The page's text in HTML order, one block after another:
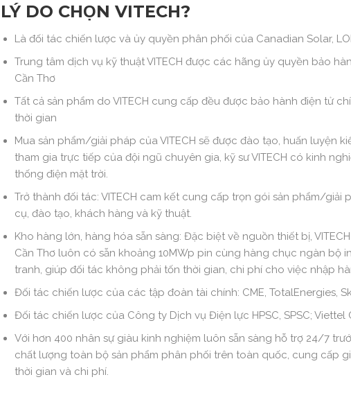
LÝ DO CHỌN VITECH?
Là đối tác chiến lược và ủy quyền phân phối của Canadian Solar,
Trung tâm dịch vụ kỹ thuật VITECH được các hãng ủy quyền bảo
Cần Thơ
Tất cả sản phẩm do VITECH cung cấp đều được bảo hành điện tử
thời gian
Mua sản phẩm/giải pháp của VITECH sẽ được đào tạo, huấn luyện
tham gia trực tiếp của đội ngũ chuyên gia, kỹ sư VITECH có kinh
thống điện mặt trời.
Trở thành đối tác: VITECH cam kết cung cấp trọn gói sản phẩm/
cụ, đào tạo, khách hàng và kỹ thuật.
Kho hàng lớn, hàng hóa sẵn sàng: Đặc biệt về nguồn thiết bị,
Cần Thơ luôn có sẵn khoảng 10MWp pin cùng hàng chục ngàn bộ
tranh, giúp đối tác không phải tốn thời gian, chi phí cho việc nhập
Đối tác chiến lược của các tập đoàn tài chính: CME, TotalEnergies,
Đối tác chiến lược của Công ty Dịch vụ Điện lực HPSC, SPSC; Viettel
Với hơn 400 nhân sự giàu kinh nghiệm luôn sẵn sàng hỗ trợ 24/7
chất lượng toàn bộ sản phẩm phân phối trên toàn quốc, cung cấp
thời gian và chi phí.